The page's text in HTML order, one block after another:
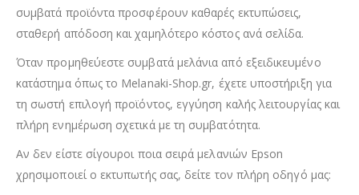
συμβατά προϊόντα προσφέρουν καθαρές εκτυπώσεις,
σταθερή απόδοση και χαμηλότερο κόστος ανά σελίδα.
Όταν προμηθεύεστε συμβατά μελάνια από εξειδικευμένο
κατάστημα όπως το Melanaki-Shop.gr, έχετε υποστήριξη για
τη σωστή επιλογή προϊόντος, εγγύηση καλής λειτουργίας και
πλήρη ενημέρωση σχετικά με τη συμβατότητα.
Αν δεν είστε σίγουροι ποια σειρά μελανιών Epson
χρησιμοποιεί ο εκτυπωτής σας, δείτε τον πλήρη οδηγό μας: